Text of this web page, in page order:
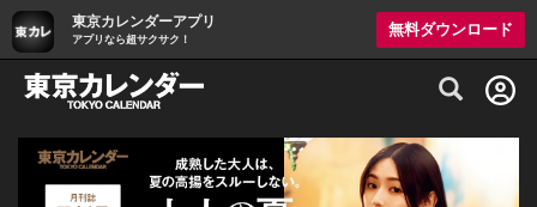
東京カレンダーアプリ
アプリなら超サクサク！
無料ダウンロード
グルメ情報・プレミアムレストラン予約